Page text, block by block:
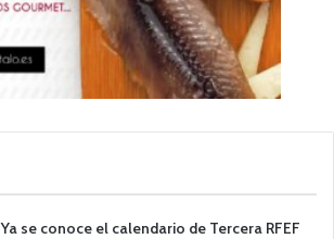
Ya se conoce el calendario de Tercera RFEF